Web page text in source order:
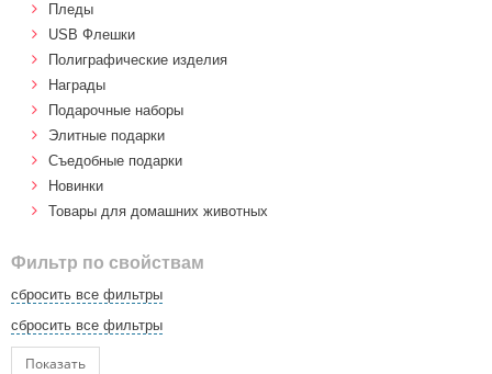
Пледы
USB Флешки
Полиграфические изделия
Награды
Подарочные наборы
Элитные подарки
Cъедобные подарки
Новинки
Товары для домашних животных
Фильтр по свойствам
сбросить все фильтры
сбросить все фильтры
Показать